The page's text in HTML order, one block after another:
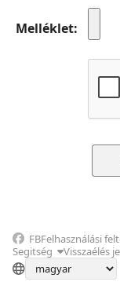
Melléklet
FBFelhasználási
Segitség
Visszaélés